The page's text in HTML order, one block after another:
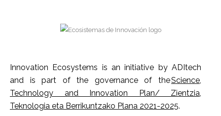
Innovation Ecosystems is an initiative by ADItech
and is part of the governance of theScience,
Technology and Innovation Plan/ Zientzia,
Teknologia eta Berrikuntzako Plana 2021-2025.